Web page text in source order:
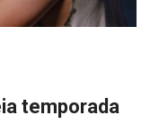
temporada